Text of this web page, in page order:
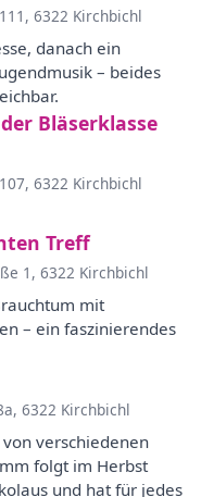
6322 Kirchbichl
danach ein
– beides
Bläserklasse
6322 Kirchbichl
Treff
1, 6322 Kirchbichl
mit
– ein faszinierendes
6322 Kirchbichl
verschiedenen
folgt im Herbst
und hat für jedes